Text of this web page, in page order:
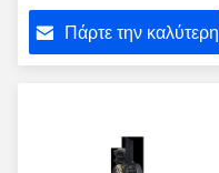
Προηγμένη Ανίχνευση
Κινητών Αεροπορικών
Αεροσκαφών και
Πάρτε την καλύτερη